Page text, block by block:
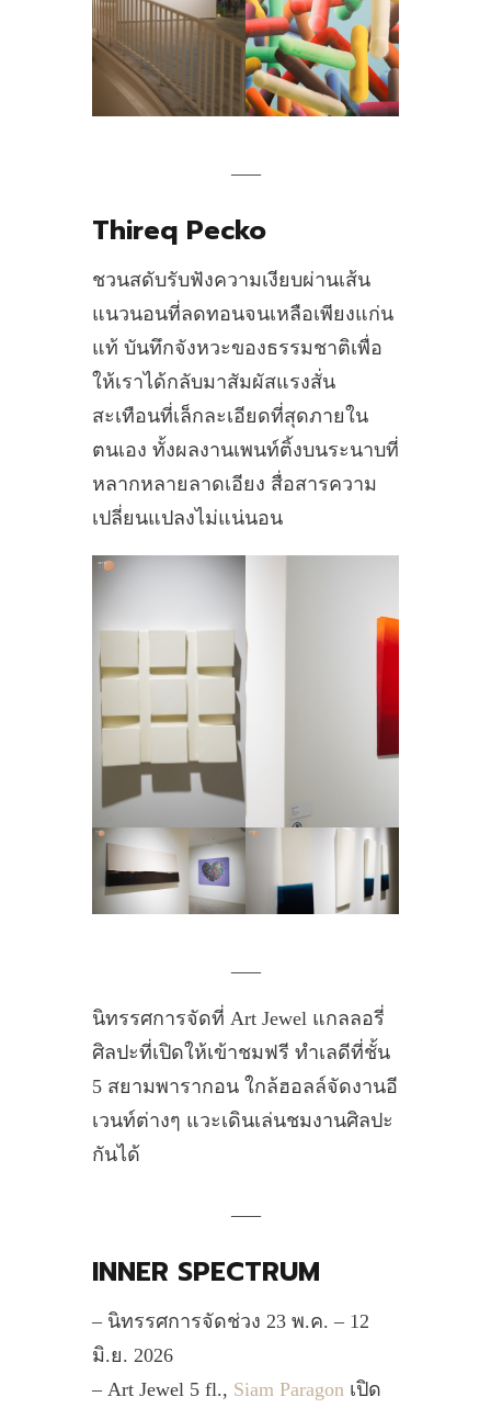
Thireq Pecko
ชวนสดับรับฟังความเงียบผ่านเส้น
แนวนอนที่ลดทอนจนเหลือเพียงแก่น
แท้ บันทึกจังหวะของธรรมชาติเพื่อ
ให้เราได้กลับมาสัมผัสแรงสั่น
สะเทือนที่เล็กละเอียดที่สุดภายใน
ตนเอง ทั้งผลงานเพนท์ติ้งบนระนาบที่
หลากหลายลาดเอียง สื่อสารความ
เปลี่ยนแปลงไม่แน่นอน
นิทรรศการจัดที่ Art Jewel แกลลอรี่
ศิลปะที่เปิดให้เข้าชมฟรี ทำเลดีที่ชั้น
5 สยามพารากอน ใกล้ฮอลล์จัดงานอี
เวนท์ต่างๆ แวะเดินเล่นชมงานศิลปะ
กันได้
INNER SPECTRUM
– นิทรรศการจัดช่วง 23 พ.ค. – 12
มิ.ย. 2026
– Art Jewel 5 fl., Siam Paragon เปิด